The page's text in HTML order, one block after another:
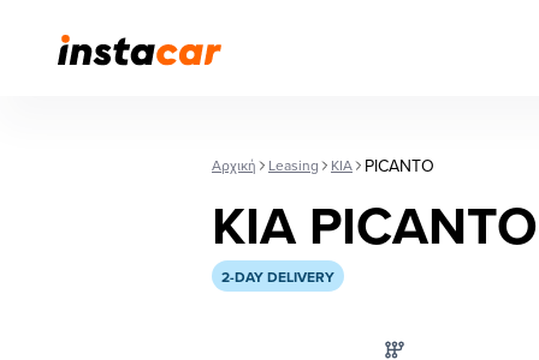
Αρχική Leasing KIA PICANTO
KIA PICANTO
2-DAY DELIVERY